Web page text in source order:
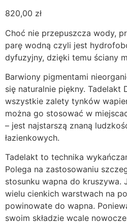
820,00 zł
Choć nie przepuszcza wody,
parę wodną czyli jest
dyfuzyjny, dzięki temu ściany
Barwiony pigmentami
się naturalnie piękny. Tadelakt
wszystkie zalety tynków
można go stosować w
– jest najstarszą znaną
łazienkowych.
Tadelakt to technika
Polega na zastosowaniu
stosunku wapna do kruszywa.
wielu cienkich warstwach na
powinowate do wapna.
swoim składzie wcale